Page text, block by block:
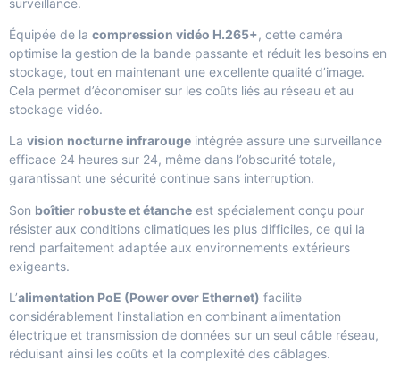
Équipée de la compression vidéo H.265+, cette caméra
optimise la gestion de la bande passante et réduit les besoins en
stockage, tout en maintenant une excellente qualité d’image.
Cela permet d’économiser sur les coûts liés au réseau et au
stockage vidéo.
La vision nocturne infrarouge intégrée assure une surveillance
efficace 24 heures sur 24, même dans l’obscurité totale,
garantissant une sécurité continue sans interruption.
Son boîtier robuste et étanche est spécialement conçu pour
résister aux conditions climatiques les plus difficiles, ce qui la
rend parfaitement adaptée aux environnements extérieurs
exigeants.
L’alimentation PoE (Power over Ethernet) facilite
considérablement l’installation en combinant alimentation
électrique et transmission de données sur un seul câble réseau,
réduisant ainsi les coûts et la complexité des câblages.